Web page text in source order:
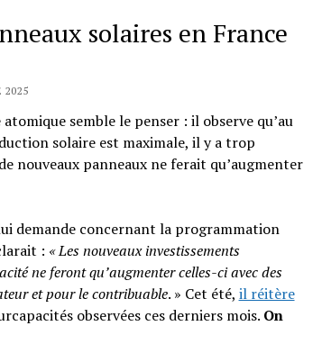
solaires en France
2025
semble le penser : il observe qu’au
solaire est maximale, il y a trop
nouveaux panneaux ne ferait qu’augmenter
demande concernant la programmation
: « Les nouveaux investissements
ne feront qu’augmenter celles-ci avec des
et pour le contribuable. » Cet été, il réitère
observées ces derniers mois. On